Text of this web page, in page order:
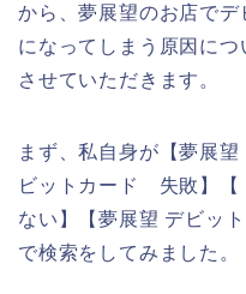
から、夢展望のお店で
になってしまう原因に
させていただきます。
まず、私自身が【夢展
ビットカード 失敗】【
ない】【夢展望 デビッ
で検索をしてみました。